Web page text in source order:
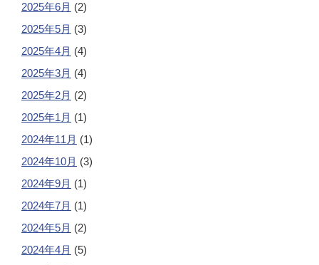
2025年6月 (2)
2025年5月 (3)
2025年4月 (4)
2025年3月 (4)
2025年2月 (2)
2025年1月 (1)
2024年11月 (1)
2024年10月 (3)
2024年9月 (1)
2024年7月 (1)
2024年5月 (2)
2024年4月 (5)